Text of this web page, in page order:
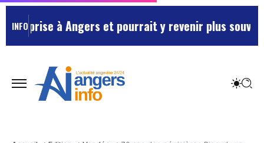
INFO à Angers et pourrait y revenir plus souvent …